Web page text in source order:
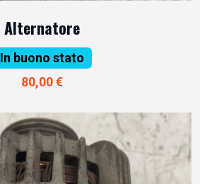
Alternatore
In buono stato
80,00 €